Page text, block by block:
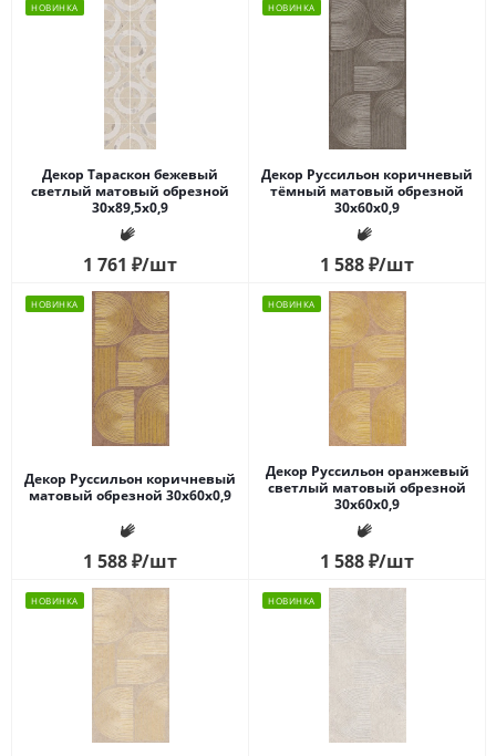
НОВИНКА
Декор Тараскон бежевый
светлый матовый обрезной
30x89,5x0,9
1 761 ₽/шт
НОВИНКА
Декор Руссильон коричневый
тёмный матовый обрезной
30x60x0,9
1 588₽/шт
НОВИНКА
Декор Руссильон коричневый
матовый обрезной 30x60x0,9
1 588₽/шт
НОВИНКА
Декор Руссильон оранжевый
светлый матовый обрезной
30x60x0,9
1 588₽/шт
НОВИНКА НОВИНКА